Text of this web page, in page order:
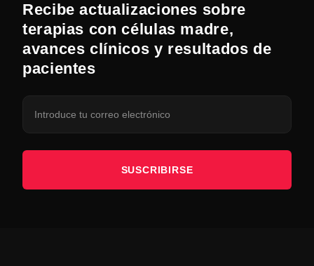
Recibe actualizaciones sobre
terapias con células madre,
avances clínicos y resultados de
pacientes
SUSCRIBIRSE